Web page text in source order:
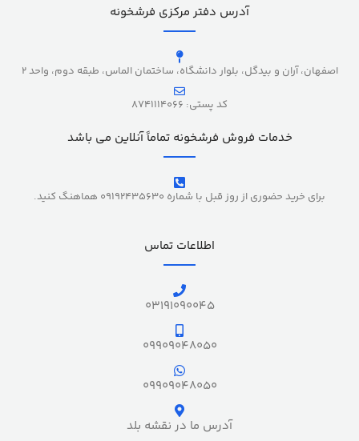
آدرس دفتر مرکزی فرشخونه
اصفهان، آران و بیدگل، بلوار دانشگاه، ساختمان الماس، طبقه دوم، واحد 2
کد پستی: 8741114066
خدمات فروش فرشخونه تماماً آنلاین می باشد
برای خرید حضوری از روز قبل با شماره 09192435630 هماهنگ کنید.
اطلاعات تماس
03191090045
09909048050
09909048050
آدرس ما در نقشه بلد